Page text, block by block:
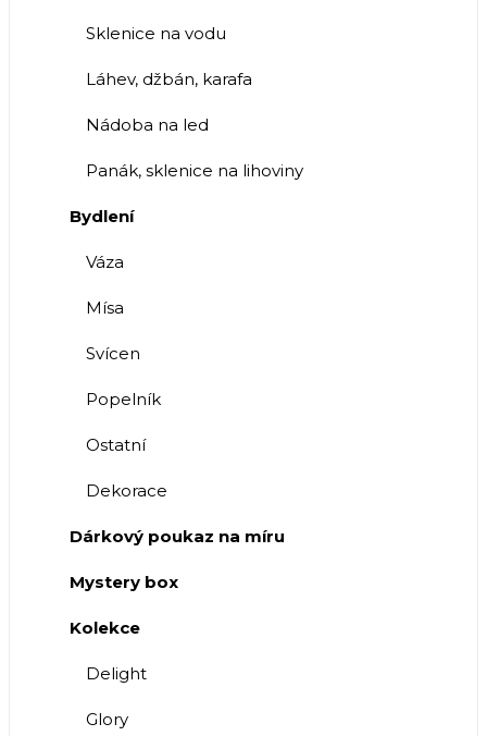
Sklenice na vodu
Láhev, džbán, karafa
Nádoba na led
Panák, sklenice na lihoviny
Bydlení
Váza
Mísa
Svícen
Popelník
Ostatní
Dekorace
Dárkový poukaz na míru
Mystery box
Kolekce
Delight
Glory